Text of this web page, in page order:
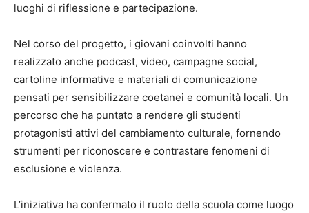
luoghi di riflessione e partecipazione.
Nel corso del progetto, i giovani coinvolti hanno
realizzato anche podcast, video, campagne social,
cartoline informative e materiali di comunicazione
pensati per sensibilizzare coetanei e comunità locali. Un
percorso che ha puntato a rendere gli studenti
protagonisti attivi del cambiamento culturale, fornendo
strumenti per riconoscere e contrastare fenomeni di
esclusione e violenza.
L’iniziativa ha confermato il ruolo della scuola come luogo